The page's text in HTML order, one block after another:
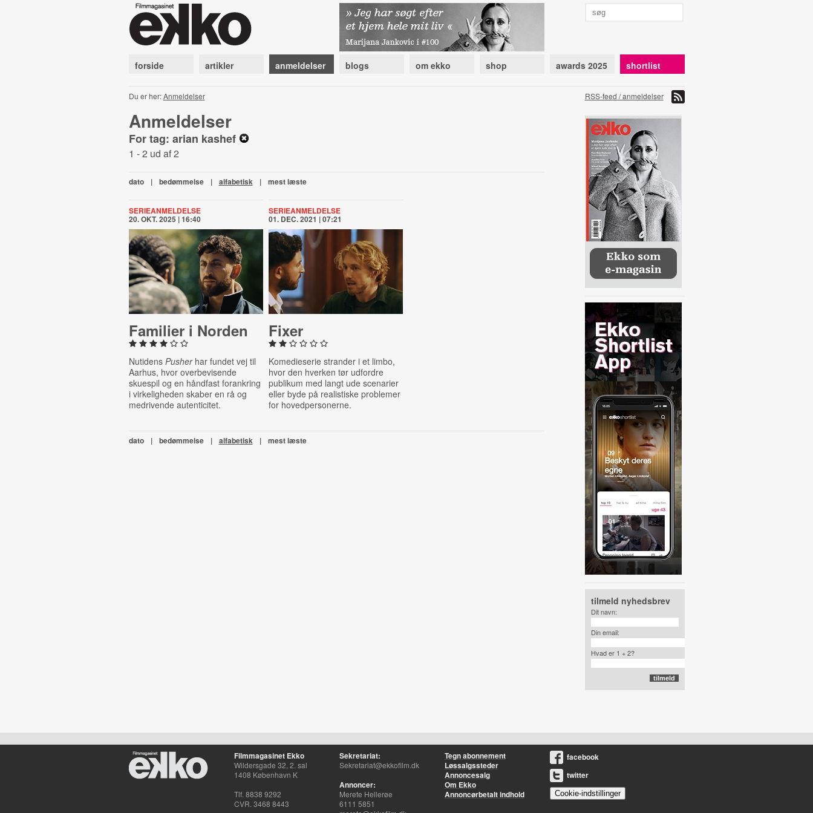
forside artikler anmeldelser blogs om ekko shop awards 2025 shortlist
Du er her:Anmeldelser RSS-feed / anmeldelser
Anmeldelser
For tag: arian kashef
1 - 2 ud af 2
dato | bedømmelse | alfabetisk | mest læste
SERIEANMELDELSE
20. OKT. 2025 | 16:40
Familier i Norden
Nutidens Pusherhar fundet vej til
Aarhus, hvor overbevisende
skuespil og en håndfast forankring
i virkeligheden skaber en rå og
medrivende autenticitet.
SERIEANMELDELSE
01. DEC. 2021 | 07:21
Fixer
Komedieserie strander i et limbo,
hvor den hverken tør udfordre
publikum med langt ude scenarier
eller byde på realistiske problemer
for hovedpersonerne.
dato | bedømmelse | alfabetisk | mest læste
tilmeld nyhedsbrev
Dit navn:
Din email:
Hvad er 1 + 2?
Filmmagasinet Ekko
Wildersgade 32, 2. sal
1408 København K
Tlf. 8838 9292
CVR. 3468 8443
Sekretariat:
Sekretariat@ekkofilm.dk
Annoncer:
Merete Hellerøe
6111 5851
Tegn abonnement
Løssalgssteder
Annoncesalg
Om Ekko
Annoncørbetalt indhold
facebook
twitter
Cookie-indstillinger